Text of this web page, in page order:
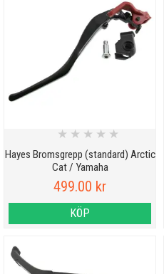
Hayes Bromsgrepp (standard) Arctic
Cat / Yamaha
★ ★ ★ ★ ★
499.00 kr
KÖP